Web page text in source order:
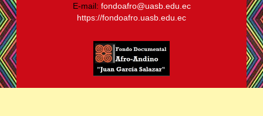
E-mail: fondoafro@uasb.edu.ec
https://fondoafro.uasb.edu.ec